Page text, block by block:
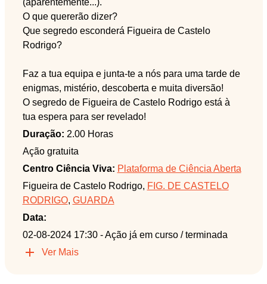
O que quererão dizer?
Que segredo esconderá Figueira de Castelo
Rodrigo?
Faz a tua equipa e junta-te a nós para uma tarde de
enigmas, mistério, descoberta e muita diversão!
O segredo de Figueira de Castelo Rodrigo está à
tua espera para ser revelado!
Duração: 2.00 Horas
Ação gratuita
Centro Ciência Viva: Plataforma de Ciência Aberta
Figueira de Castelo Rodrigo, FIG. DE CASTELO
RODRIGO, GUARDA
Data:
02-08-2024 17:30 - Ação já em curso / terminada
Ver Mais